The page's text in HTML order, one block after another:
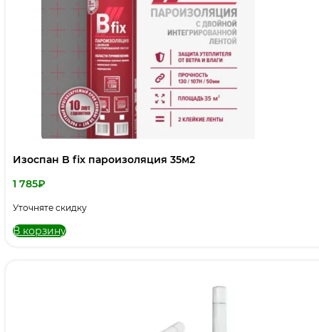
Изоспан B fix пароизоляция 35м2
1 785₽
Уточняте скидку
В корзину